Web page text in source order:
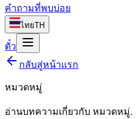
คำถามที่พบบ่อย
ไทยTH
ตั๋ว
กลับสู่หน้าแรก
หมวดหมู่
อ่านบทความเกี่ยวกับ หมวดหมู่.